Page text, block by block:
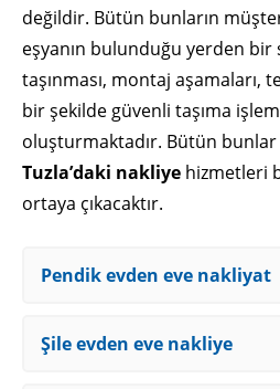
değildir. Bütün bunların
eşyanın bulunduğu yerden bir
taşınması, montaj aşamaları,
bir şekilde güvenli taşıma
oluşturmaktadır. Bütün bunlar
Tuzla’daki nakliye hizmetleri
ortaya çıkacaktır.
Pendik evden eve nakliyat
Şile evden eve nakliye